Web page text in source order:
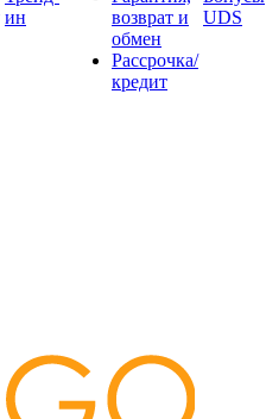
ин
возврат и
обмен
Рассрочка/
кредит
UDS